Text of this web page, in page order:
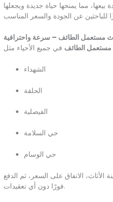
مما يمنحها حياة جديدة ويجعلها
مستعمل الطائف – سرعة واحترافية
مستعمل الطائف
الشهداء
الحلقة
الفيصلية
حي السلامة
حي الوسام
الاتفاق على السعر، ثم الدفع
فورًا دون أي تعقيدات.